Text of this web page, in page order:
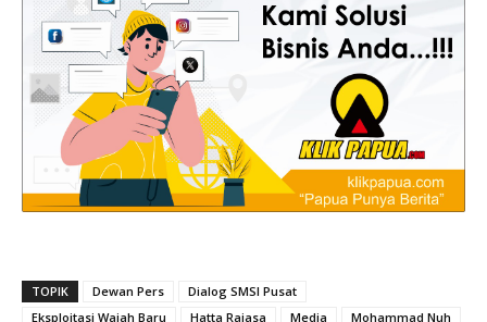
TOPIK Dewan Pers
Dialog SMSI Pusat
Eksploitasi Wajah Baru
Hatta Rajasa Media Mohammad Nuh